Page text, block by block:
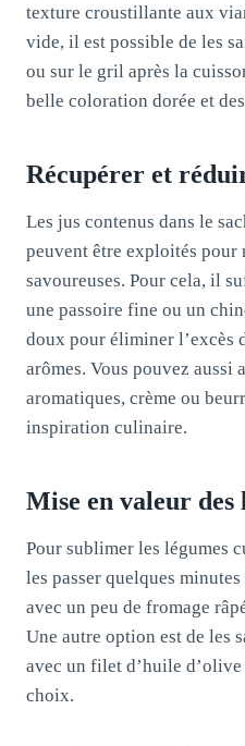
texture croustillante aux
vide, il est possible de les
ou sur le gril après la
belle coloration dorée et
Récupérer et
Les jus contenus dans le
peuvent être exploités pour
savoureuses. Pour cela, il
une passoire fine ou un
doux pour éliminer l’excès
arômes. Vous pouvez aussi
aromatiques, crème ou
inspiration culinaire.
Mise en valeur des
Pour sublimer les légumes
les passer quelques
avec un peu de fromage
Une autre option est de les
avec un filet d’huile d’olive
choix.